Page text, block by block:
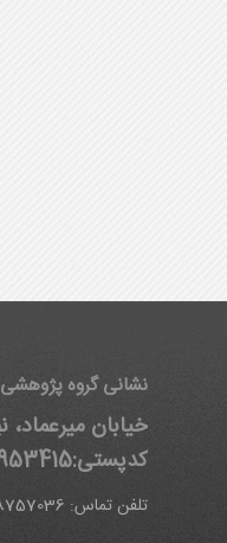
نشانی گروه پژوهشی
کدپستی:1587953415
تلفن تماس: 02188757036